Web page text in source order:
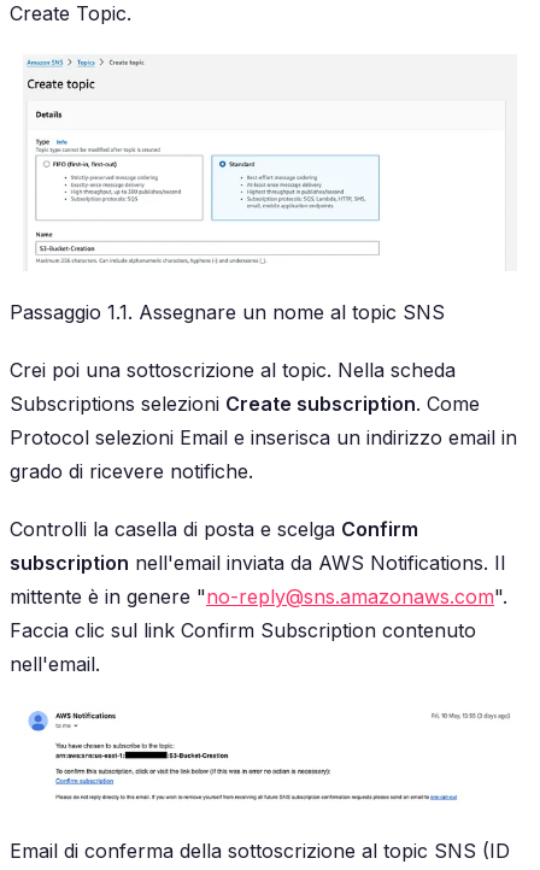
Create Topic.
Passaggio 1.1. Assegnare un nome al topic SNS
Crei poi una sottoscrizione al topic. Nella scheda
Subscriptions selezioni Create subscription. Come
Protocol selezioni Email e inserisca un indirizzo email in
grado di ricevere notifiche.
Controlli la casella di posta e scelga Confirm
subscription nell'email inviata da AWS Notifications. Il
mittente è in genere "no-reply@sns.amazonaws.com".
Faccia clic sul link Confirm Subscription contenuto
nell'email.
Email di conferma della sottoscrizione al topic SNS (ID